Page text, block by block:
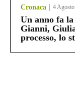
Cronaca 4
Un anno fa
Gianni,
processo, lo